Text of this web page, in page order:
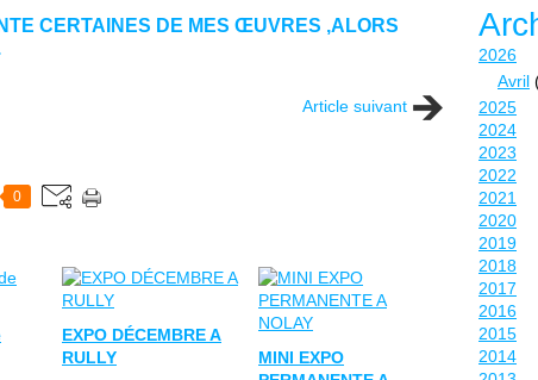
CERTAINES DE MES ŒUVRES ,ALORS
Article suivant
0
EXPO DÉCEMBRE A
RULLY
MINI EXPO
2026
Avril
2025
2024
2023
2022
2021
2020
2019
2018
2017
2016
2015
2014